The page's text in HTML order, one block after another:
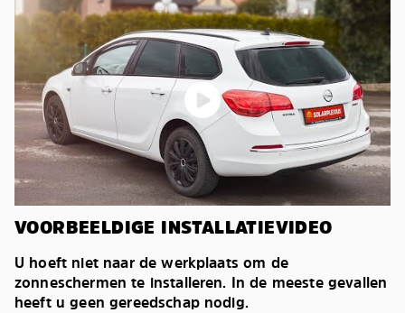
VOORBEELDIGE INSTALLATIEVIDEO
U hoeft niet naar de werkplaats om de
zonneschermen te installeren. In de meeste gevallen
heeft u geen gereedschap nodig.